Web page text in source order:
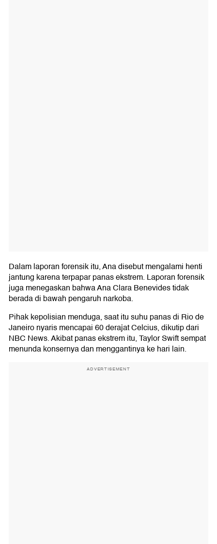
Dalam laporan forensik itu, Ana disebut mengalami henti
jantung karena terpapar panas ekstrem. Laporan forensik
juga menegaskan bahwa Ana Clara Benevides tidak
berada di bawah pengaruh narkoba.
Pihak kepolisian menduga, saat itu suhu panas di Rio de
Janeiro nyaris mencapai 60 derajat Celcius, dikutip dari
NBC News. Akibat panas ekstrem itu, Taylor Swift sempat
menunda konsernya dan menggantinya ke hari lain.
ADVERTISEMENT